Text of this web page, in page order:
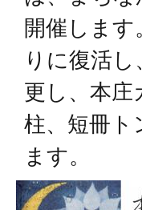
開催しま
りに復活
更し、本
柱、短冊ト
ます。